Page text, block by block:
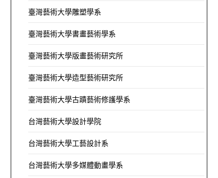
臺灣藝術大學雕塑學系
臺灣藝術大學書畫藝術學系
臺灣藝術大學版畫藝術研究所
臺灣藝術大學造型藝術研究所
臺灣藝術大學古蹟藝術修護學系
台灣藝術大學設計學院
台灣藝術大學工藝設計系
台灣藝術大學多媒體動畫學系